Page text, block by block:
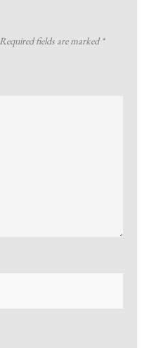
Required fields are marked*